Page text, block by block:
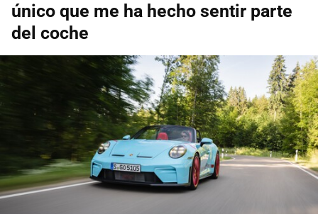
único que me ha hecho sentir parte
del coche